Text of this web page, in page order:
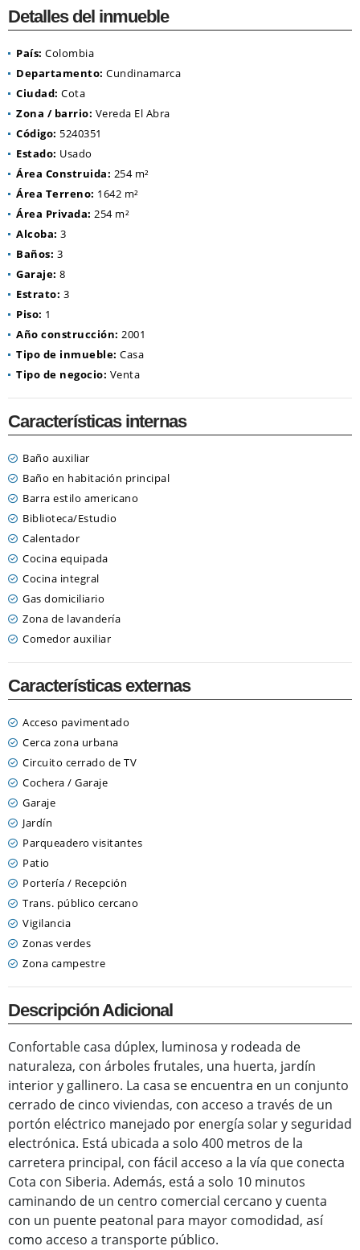
Detalles del inmueble
País: Colombia
Departamento: Cundinamarca
Ciudad: Cota
Zona / barrio: Vereda El Abra
Código: 5240351
Estado: Usado
Área Construida: 254 m²
Área Terreno: 1642 m²
Área Privada: 254 m²
Alcoba: 3
Baños: 3
Garaje: 8
Estrato: 3
Piso: 1
Año construcción: 2001
Tipo de inmueble: Casa
Tipo de negocio: Venta
Características internas
Baño auxiliar
Baño en habitación principal
Barra estilo americano
Biblioteca/Estudio
Calentador
Cocina equipada
Cocina integral
Gas domiciliario
Zona de lavandería
Comedor auxiliar
Características externas
Acceso pavimentado
Cerca zona urbana
Circuito cerrado de TV
Cochera / Garaje
Garaje
Jardín
Parqueadero visitantes
Patio
Portería / Recepción
Trans. público cercano
Vigilancia
Zonas verdes
Zona campestre
Descripción Adicional
Confortable casa dúplex, luminosa y rodeada de
naturaleza, con árboles frutales, una huerta, jardín
interior y gallinero. La casa se encuentra en un conjunto
cerrado de cinco viviendas, con acceso a través de un
portón eléctrico manejado por energía solar y seguridad
electrónica. Está ubicada a solo 400 metros de la
carretera principal, con fácil acceso a la vía que conecta
Cota con Siberia. Además, está a solo 10 minutos
caminando de un centro comercial cercano y cuenta
con un puente peatonal para mayor comodidad, así
como acceso a transporte público.